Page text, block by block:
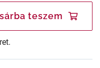
teszem